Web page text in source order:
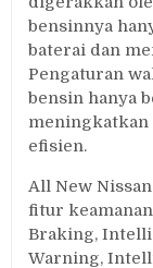
bensinnya
baterai dan
Pengaturan
bensin hanya
meningkatkan
efisien.
All New
fitur
Braking,
Warning,